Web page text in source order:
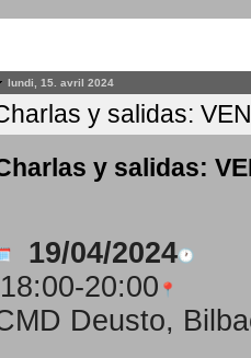
lundi, 15. avril 2024
y salidas:
y salidas:
19/04/2024
18:00-20:00
Deusto,